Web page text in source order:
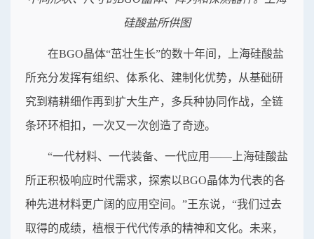
硅酸盐所供图
在BGO晶体“茁壮生长”的数十年间，上海硅酸盐
所充分发挥有组织、体系化、建制化优势，从基础研
究到精耕细作再到扩大生产，多兵种协同作战，全链
条环环相扣，一次又一次创造了奇迹。
“一代材料、一代装备、一代应用——上海硅酸盐
所正积极响应时代需求，探索以BGO晶体为代表的各
种先进材料更广阔的应用空间。”王东说，“我们过去
取得的成绩，植根于代代传承的精神和文化。未来，